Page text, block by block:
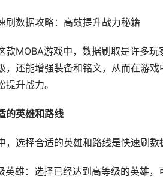
刷数据攻略：高效提升战力秘籍
款MOBA游戏中，数据刷取是许多
，还能增强装备和铭文，从而在游
提升战力。
的英雄和路线
，选择合适的英雄和路线是快速刷数
英雄：选择已经达到高等级的英雄，